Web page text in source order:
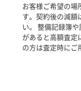
お客様ご希望の場
す。契約後の減額
い。 整備記録簿
があると高額査定
の方は査定時にご